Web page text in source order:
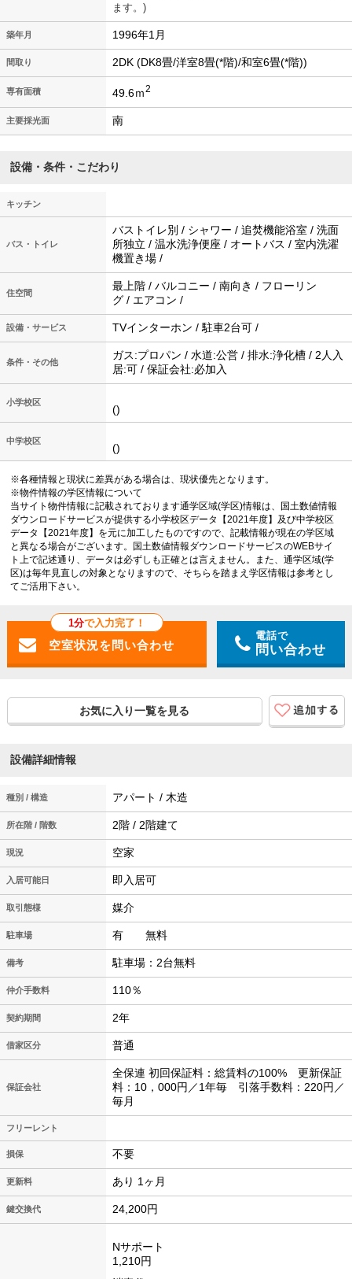
ます。)
築年月 1996年1月
間取り 2DK (DK8畳/洋室8畳(*階)/和室6畳(*階))
専有面積 49.6ｍ2
主要採光面 南
設備・条件・こだわり
キッチン
バス・トイレ
バストイレ別 / シャワー / 追焚機能浴室 / 洗面
所独立 / 温水洗浄便座 / オートバス / 室内洗濯
機置き場 /
住空間
最上階 / バルコニー / 南向き / フローリン
グ / エアコン /
設備・サービス TVインターホン / 駐車2台可 /
条件・その他
ガス:プロパン / 水道:公営 / 排水:浄化槽 / 2人入
居:可 / 保証会社:必加入
小学校区
()
中学校区
()
※各種情報と現状に差異がある場合は、現状優先となります。
※物件情報の学区情報について
当サイト物件情報に記載されております通学区域(学区)情報は、国土数値情報
ダウンロードサービスが提供する小学校区データ【2021年度】及び中学校区
データ【2021年度】を元に加工したものですので、記載情報が現在の学区域
と異なる場合がございます。国土数値情報ダウンロードサービスのWEBサイ
ト上で記述通り、データは必ずしも正確とは言えません。また、通学区域(学
区)は毎年見直しの対象となりますので、そちらを踏まえ学区情報は参考とし
てご活用下さい。
1分で入力完了！
電話で
問い合わせ
お気に入り一覧を見る
設備詳細情報
種別 / 構造 アパート / 木造
所在階 / 階数 2階 / 2階建て
現況 空家
入居可能日 即入居可
取引態様 媒介
駐車場 有 無料
備考 駐車場：2台無料
仲介手数料 110％
契約期間 2年
借家区分 普通
保証会社
全保連 初回保証料：総賃料の100% 更新保証
料：10，000円／1年毎 引落手数料：220円／
毎月
フリーレント
損保 不要
更新料 あり 1ヶ月
鍵交換代 24,200円
Nサポート
1,210円